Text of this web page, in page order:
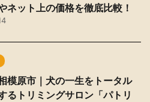
ネット上の価格を徹底比較！
模原市｜犬の一生をトータル
るトリミングサロン「パトリ